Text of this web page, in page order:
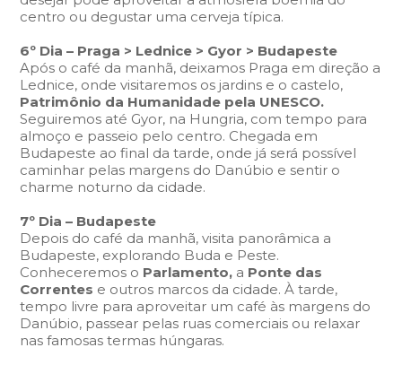
centro ou degustar uma cerveja típica.
6º Dia – Praga > Lednice > Gyor > Budapeste
Após o café da manhã, deixamos Praga em direção a
Lednice, onde visitaremos os jardins e o castelo,
Patrimônio da Humanidade pela UNESCO.
Seguiremos até Gyor, na Hungria, com tempo para
almoço e passeio pelo centro. Chegada em
Budapeste ao final da tarde, onde já será possível
caminhar pelas margens do Danúbio e sentir o
charme noturno da cidade.
7º Dia – Budapeste
Depois do café da manhã, visita panorâmica a
Budapeste, explorando Buda e Peste.
Conheceremos o Parlamento, a Ponte das
Correntes e outros marcos da cidade. À tarde,
tempo livre para aproveitar um café às margens do
Danúbio, passear pelas ruas comerciais ou relaxar
nas famosas termas húngaras.